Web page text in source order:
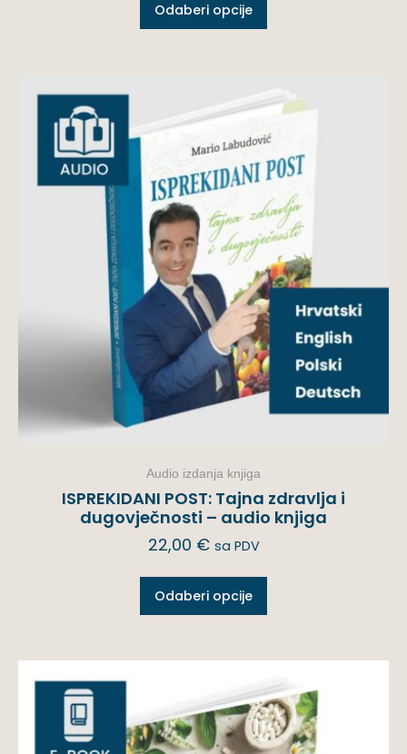
Odaberi opcije
Audio izdanja knjiga
ISPREKIDANI POST: Tajna zdravlja i
dugovječnosti – audio knjiga
22,00 € sa PDV
Odaberi opcije